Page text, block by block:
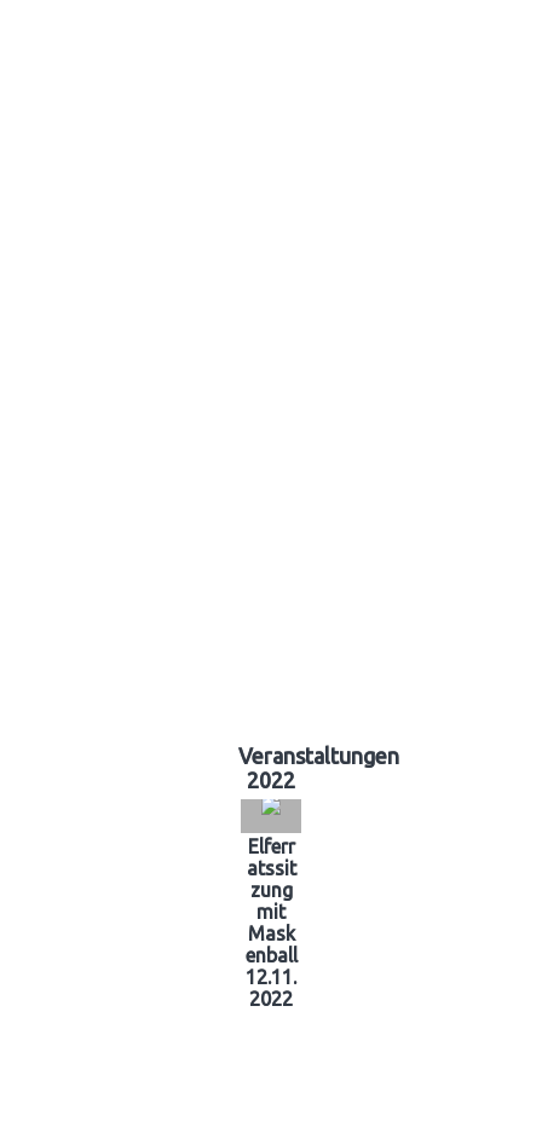
Veranstaltungen
2022
Elferr
atssit
zung
mit
Mask
enball
12.11.
2022